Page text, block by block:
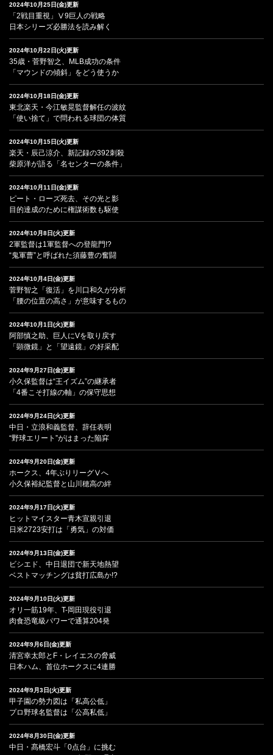
2024年10月25日(金)更新
「2戦目重視」Ⅴ9巨人の戦略
日本シリーズ必勝法を読み解く
2024年10月22日(火)更新
35歳・菅野智之、MLB成功の条件
「マウンドの傾斜」をどう使うか
2024年10月18日(金)更新
東北楽天・今江敏晃監督解任の波紋
「使い捨て」で問われる球団の体質
2024年10月15日(火)更新
楽天・辰己涼介、新記録の392刺殺
柴原洋が語る「名センターの条件」
2024年10月11日(金)更新
ピート・ローズ死去、その光と影
目的達成のために権謀術数も駆使
2024年10月8日(火)更新
2軍監督は1軍監督への登龍門!?
“鬼軍曹”と呼ばれた須藤豊の奮闘
2024年10月4日(金)更新
菅野智之「復活」を川口和久が分析
「腰の位置の高さ」が意味するもの
2024年10月1日(火)更新
阿部慎之助、巨人にVを取り戻す
「顕微鏡」と「望遠鏡」の好采配
2024年9月27日(金)更新
小久保監督は“王イズム”の継承者
「4番こそ打線の軸」の保守思想
2024年9月24日(火)更新
中日・立浪和義監督、辞任表明
“野球エリート”がはまった陥穽
2024年9月20日(金)更新
ホークス、4年ぶりリーグⅤへ
小久保裕紀監督と山川穂高の絆
2024年9月17日(火)更新
ヒットマイスター青木宣親引退
日米2723安打は「勇気」の対価
2024年9月13日(金)更新
ビシエド、中日退団で新天地熱望
ベストマッチングは貧打広島か!?
2024年9月10日(火)更新
オリ一筋19年、T-岡田現役引退
肉食恐竜級パワーで通算204発
2024年9月6日(金)更新
清宮幸太郎とF・レイエスの脅威
日本ハム、首位ホークスに4連勝
2024年9月3日(火)更新
甲子園の勢力図は「私高公低」
プロ野球名監督は「公高私低」
2024年8月30日(金)更新
中日・髙橋宏斗「0点台」に挑む